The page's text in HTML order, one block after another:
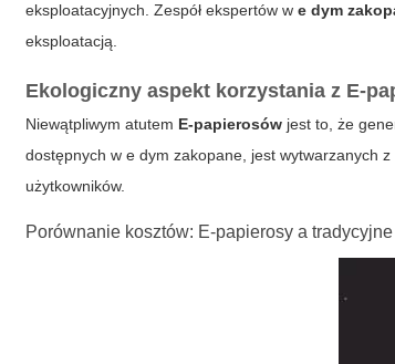
eksploatacyjnych. Zespół ekspertów we dym
eksploatacją.
Ekologiczny aspekt korzystania z E-
Niewątpliwym atutem E-papierosów jest to, że
dostępnych we dym zakopane , jest wytwarzanych
użytkowników.
Porównanie kosztów: E-papierosy a